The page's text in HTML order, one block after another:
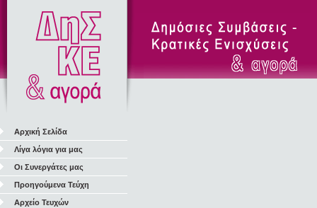
Αρχική Σελίδα
Λίγα λόγια για μας
Οι Συνεργάτες μας
Προηγούμενα Τεύχη
Αρχείο Τευχών